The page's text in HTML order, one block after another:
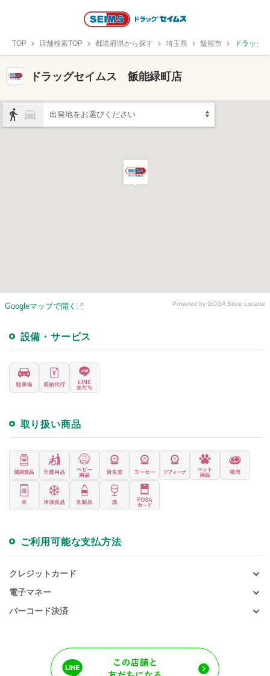
TOP 店舗検索TOP 都道府県から探す 埼玉県 飯能市 ドラッグ
ドラッグセイムス 飯能緑町店
出発地をお選びください
Googleマップで開く Powered by GOGA Store Locator
設備・サービス
取り扱い商品
ご利用可能な支払方法
クレジットカード
電子マネー
バーコード決済